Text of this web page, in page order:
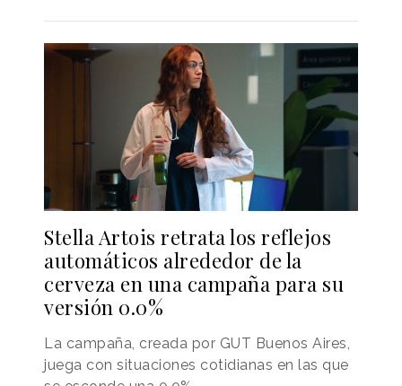
Stella Artois retrata los reflejos
automáticos alrededor de la
cerveza en una campaña para su
versión 0.0%
La campaña, creada por GUT Buenos Aires,
juega con situaciones cotidianas en las que